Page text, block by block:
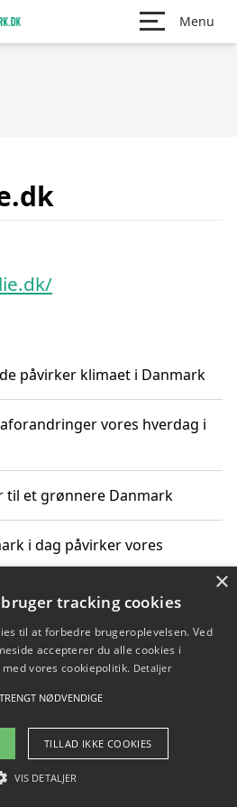
Menu
påvirker klimaet i Danmark
vores hverdag i
et grønnere Danmark
i dag påvirker vores
påvirker danske unges
Blog Betingelser
×
tracking cookies
til at forbedre brugeroplevelsen. Ved
accepterer du alle cookies i
vores cookiepolitik. Detaljer
NØDVENDIGE
TILLAD IKKE COOKIES
VIS DETALJER